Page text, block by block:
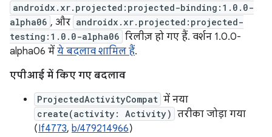
androidx.xr.projected:projected-binding:1.0.0-
alpha06 , और androidx.xr.projected:projected-
testing:1.0.0-alpha06 रिलीज़ हो गए हैं. वर्शन 1.0.0-
alpha06 में ये बदलाव शामिल हैं.
एपीआई में किए गए बदलाव
ProjectedActivityCompat में नया
create(activity: Activity) तरीका जोड़ा गया
(If4773, b/479214966)